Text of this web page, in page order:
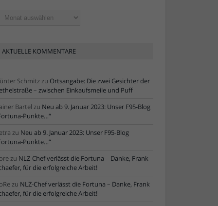
AKTUELLE KOMMENTARE
Schmitzzu Ortsangabe: Die zwei Gesichter der
– zwischen Einkaufsmeile und Puff
Bartel zu Neu ab 9. Januar 2023: Unser F95-Blog
Punkte…“
zu Neu ab 9. Januar 2023: Unser F95-Blog
Punkte…“
zu NLZ-Chef verlässt die Fortuna – Danke, Frank
für die erfolgreiche Arbeit!
zu NLZ-Chef verlässt die Fortuna – Danke, Frank
für die erfolgreiche Arbeit!